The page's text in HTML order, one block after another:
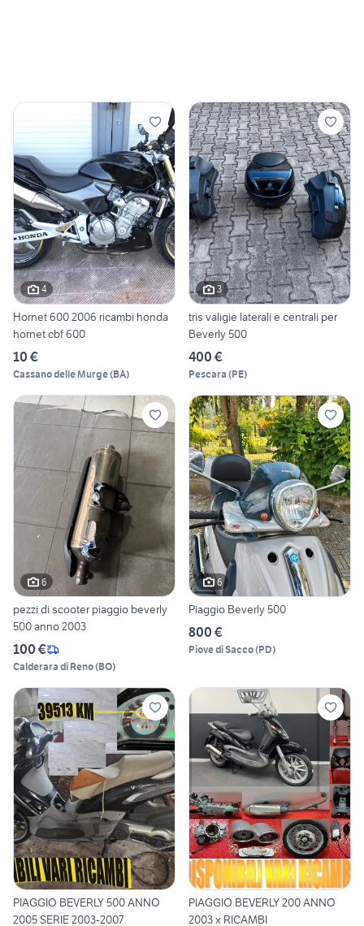
4
Hornet 600 2006 ricambi honda
hornet cbf 600
10 €
Cassano delle Murge(BA)
3
tris valigie laterali e centrali per
Beverly 500
400 €
Pescara (PE)
6
pezzi di scooter piaggio beverly
500 anno 2003
100 €
Calderara di Reno(BO)
6
Piaggio Beverly 500
800 €
Piove di Sacco(PD)
PIAGGIO BEVERLY 500 ANNO
2005 SERIE 2003-2007
PIAGGIO BEVERLY 200 ANNO
2003 x RICAMBI